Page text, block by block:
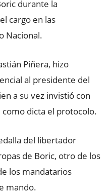
durante la
cargo en las
Nacional.
Piñera, hizo
al presidente del
a su vez invistió con
dicta el protocolo.
del libertador
de Boric, otro de los
los mandatarios
mando.